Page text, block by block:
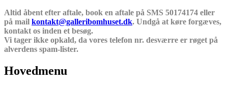
Altid åbent efter aftale, book en aftale på SMS 50174174 eller
på mail kontakt@galleribomhuset.dk. Undgå at køre forgæves,
kontakt os inden et besøg.
Vi tager ikke opkald, da vores telefon nr. desværre er røget på
alverdens spam-lister.
Hovedmenu